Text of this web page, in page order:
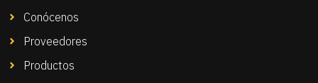
Conócenos
Proveedores
Productos